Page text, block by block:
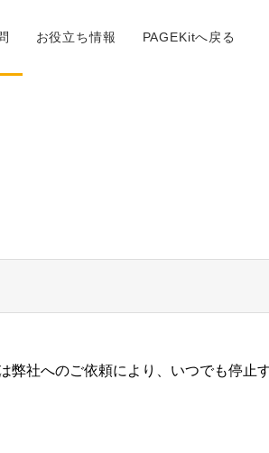
お役立ち情報 PAGEKitへ戻る
弊社へのご依頼により、いつでも停止